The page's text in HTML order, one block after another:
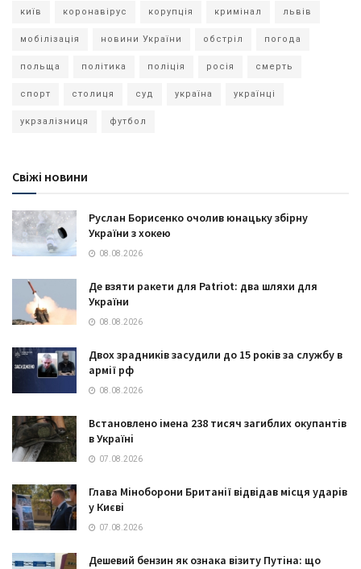
київ коронавірус корупція кримінал львів
мобілізація новини України обстріл погода
польща політика поліція росія смерть
спорт столиця суд україна українці
укрзалізниця футбол
Свіжі новини
Руслан Борисенко очолив юнацьку збірну
України з хокею
08.08.2026
Де взяти ракети для Patriot: два шляхи для
України
08.08.2026
Двох зрадників засудили до 15 років за службу в
армії рф
08.08.2026
Встановлено імена 238 тисяч загиблих окупантів
в Україні
07.08.2026
Глава Міноборони Британії відвідав місця ударів
у Києві
07.08.2026
Дешевий бензин як ознака візиту Путіна: що